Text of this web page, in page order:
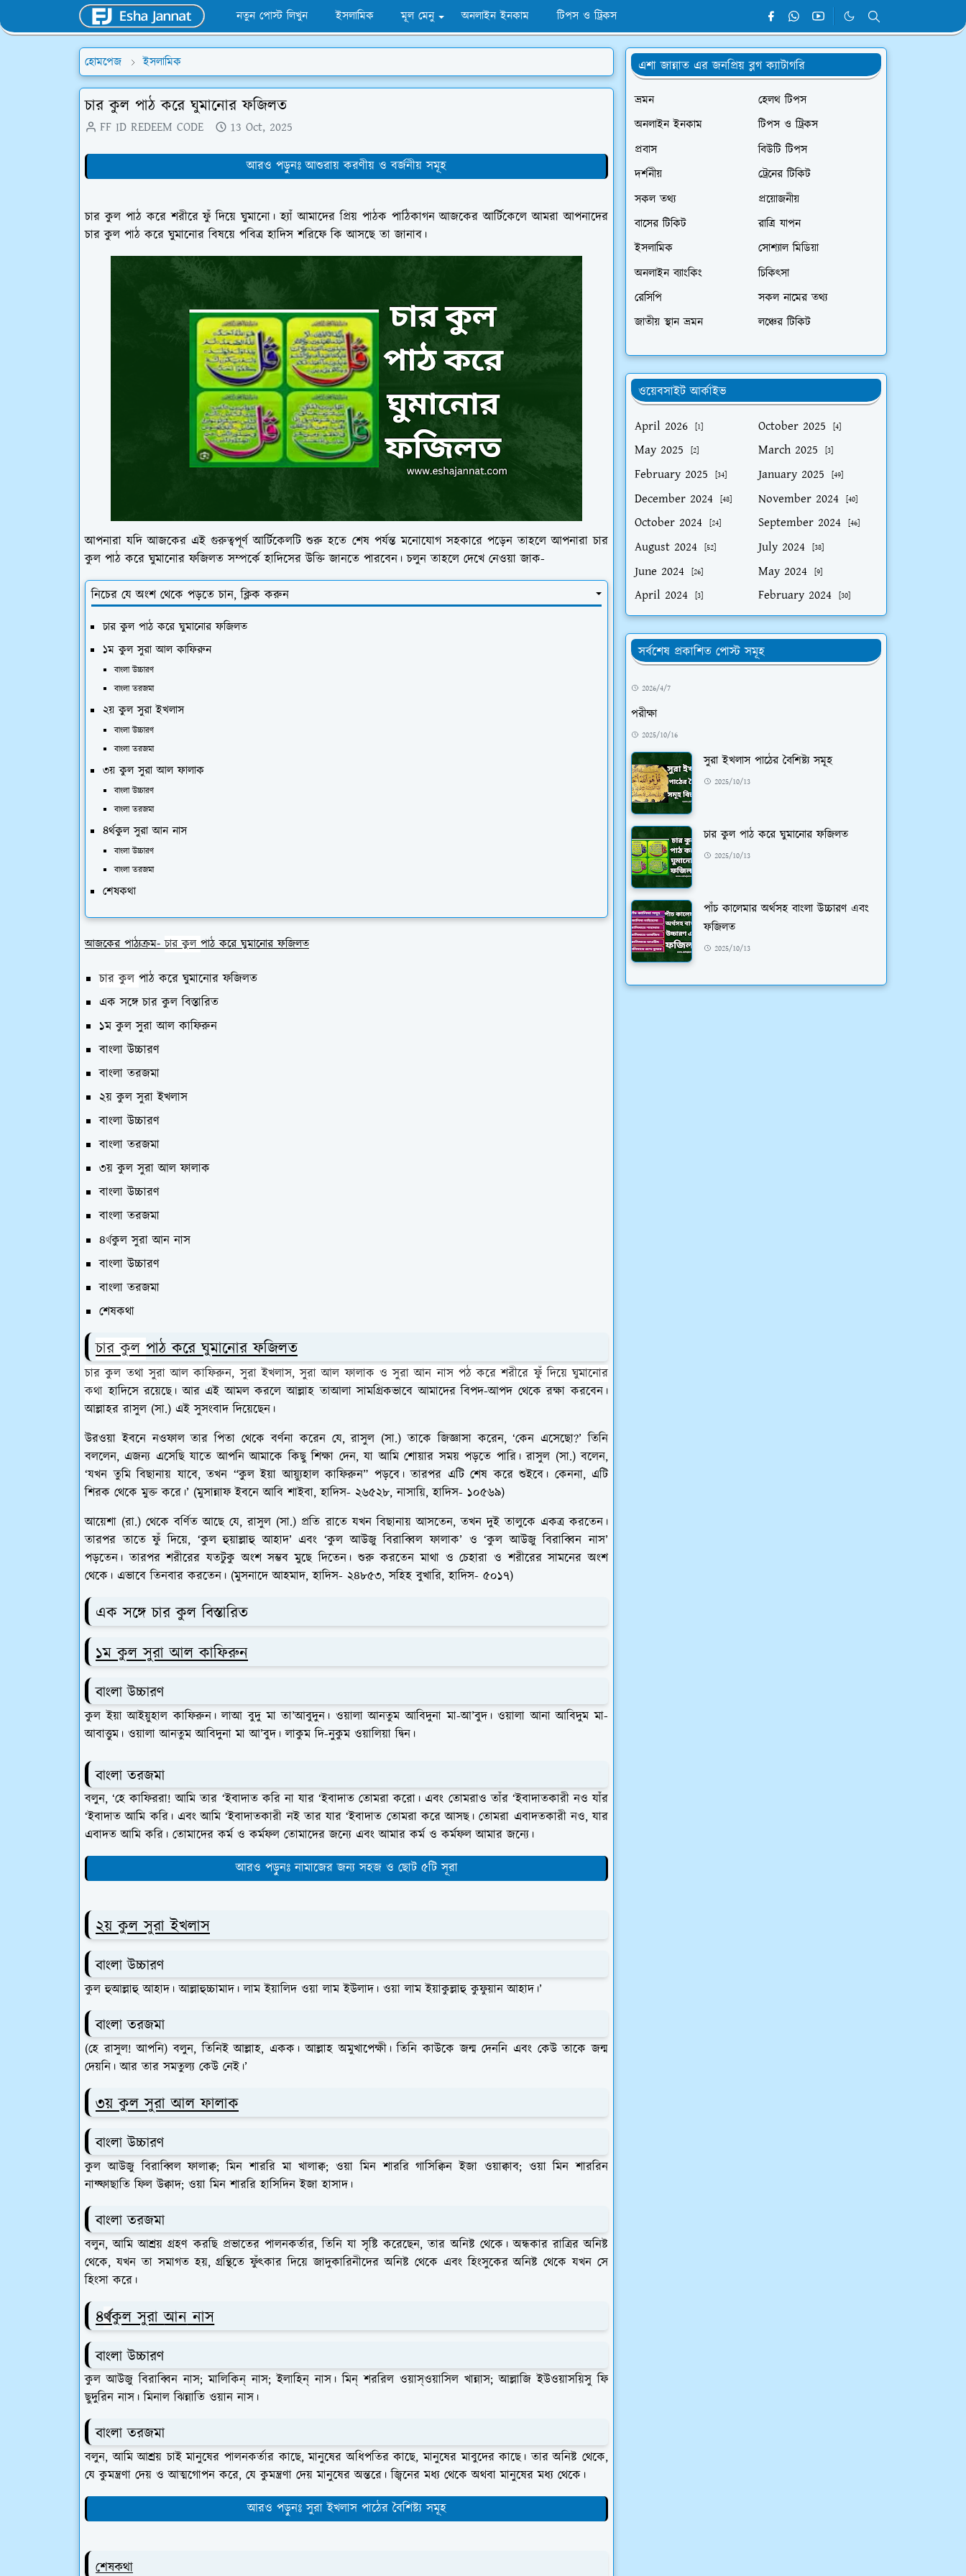
নতুন পোস্ট লিখুন ইসলামিক মূল মেনু অনলাইন ইনকাম টিপস ও ট্রিকস
হোমপেজ ইসলামিক
চার কুল পাঠ করে ঘুমানোর ফজিলত
FF ID REDEEM CODE 13 Oct, 2025
আরও পড়ুনঃ আশুরায় করণীয় ও বর্জনীয় সমূহ
চার কুল পাঠ করে শরীরে ফুঁ দিয়ে ঘুমানো। হ্যাঁ আমাদের প্রিয় পাঠক পাঠিকাগন আজকের আর্টিকেলে আমরা আপনাদের
চার কুল পাঠ করে ঘুমানোর বিষয়ে পবিত্র হাদিস শরিফে কি আসছে তা জানাব।
আপনারা যদি আজকের এই গুরুত্বপূর্ণ আর্টিকেলটি শুরু হতে শেষ পর্যন্ত মনোযোগ সহকারে পড়েন তাহলে আপনারা চার
কুল পাঠ করে ঘুমানোর ফজিলত সম্পর্কে হাদিসের উক্তি জানতে পারবেন। চলুন তাহলে দেখে নেওয়া জাক-
নিচের যে অংশ থেকে পড়তে চান, ক্লিক করুন
চার কুল পাঠ করে ঘুমানোর ফজিলত
১ম কুল সুরা আল কাফিরুন
বাংলা উচ্চারণ
বাংলা তরজমা
২য় কুল সুরা ইখলাস
বাংলা উচ্চারণ
বাংলা তরজমা
৩য় কুল সুরা আল ফালাক
বাংলা উচ্চারণ
বাংলা তরজমা
৪র্থকুল সুরা আন নাস
বাংলা উচ্চারণ
বাংলা তরজমা
শেষকথা
আজকের পাঠ্যক্রম-চার কুলপাঠ করে ঘুমানোর ফজিলত
চার কুল পাঠ করে ঘুমানোর ফজিলত
এক সঙ্গে চার কুল বিস্তারিত
১ম কুল সুরা আল কাফিরুন
বাংলা উচ্চারণ
বাংলা তরজমা
২য় কুল সুরা ইখলাস
বাংলা উচ্চারণ
বাংলা তরজমা
৩য় কুল সুরা আল ফালাক
বাংলা উচ্চারণ
বাংলা তরজমা
৪র্থকুল সুরাআন নাস
বাংলা উচ্চারণ
বাংলা তরজমা
শেষকথা
চার কুল পাঠ করে ঘুমানোর ফজিলত
চার কুলতথা সুরা আল কাফিরুন, সুরা ইখলাস, সুরা আল ফালাক ও সুরা আন নাস পঠ করে শরীরে ফুঁ দিয়ে ঘুমানোর
কথা হাদিসে রয়েছে। আর এই আমল করলে আল্লাহ তাআলা সামগ্রিকভাবে আমাদের বিপদ-আপদ থেকে রক্ষা করবেন।
আল্লাহর রাসুল (সা.) এই সুসংবাদ দিয়েছেন।
উরওয়া ইবনে নওফাল তার পিতা থেকে বর্ণনা করেন যে, রাসুল (সা.) তাকে জিজ্ঞাসা করেন, ‘কেন এসেছো?’ তিনি
বললেন, এজন্য এসেছি যাতে আপনি আমাকে কিছু শিক্ষা দেন, যা আমি শোয়ার সময় পড়তে পারি। রাসুল (সা.) বলেন,
‘যখন তুমি বিছানায় যাবে, তখন “কুল ইয়া আয়্যুহাল কাফিরুন” পড়বে। তারপর এটি শেষ করে শুইবে। কেননা, এটি
শিরক থেকে মুক্ত করে।’ (মুসান্নাফ ইবনে আবি শাইবা, হাদিস- ২৬৫২৮, নাসায়ি, হাদিস- ১০৫৬৯)
আয়েশা (রা.) থেকে বর্ণিত আছে যে, রাসুল (সা.) প্রতি রাতে যখন বিছানায় আসতেন, তখন দুই তালুকে একত্র করতেন।
তারপর তাতে ফুঁ দিয়ে, ‘কুল হুয়াল্লাহু আহাদ’ এবং ‘কুল আউজু বিরাব্বিল ফালাক’ ও ‘কুল আউজু বিরাব্বিন নাস’
পড়তেন। তারপর শরীরের যতটুকু অংশ সম্ভব মুছে দিতেন। শুরু করতেন মাথা ও চেহারা ও শরীরের সামনের অংশ
থেকে। এভাবে তিনবার করতেন। (মুসনাদে আহমাদ, হাদিস- ২৪৮৫৩, সহিহ বুখারি, হাদিস- ৫০১৭)
এক সঙ্গে চার কুল বিস্তারিত
১ম কুল সুরা আল কাফিরুন
বাংলা উচ্চারণ
কুল ইয়া আইয়ুহাল কাফিরুন। লাআ বুদু মা তা’আবুদুন। ওয়ালা আনতুম আবিদুনা মা-আ’বুদ। ওয়ালা আনা আবিদুম মা-
আবাত্তুম। ওয়ালা আনতুম আবিদুনা মা আ’বুদ। লাকুম দি-নুকুম ওয়ালিয়া দ্বিন।
বাংলা তরজমা
বলুন, ‘হে কাফিররা! আমি তার ‘ইবাদাত করি না যার ‘ইবাদাত তোমরা করো। এবং তোমরাও তাঁর ‘ইবাদাতকারী নও যাঁর
‘ইবাদাত আমি করি। এবং আমি ‘ইবাদাতকারী নই তার যার ‘ইবাদাত তোমরা করে আসছ। তোমরা এবাদতকারী নও, যার
এবাদত আমি করি। তোমাদের কর্ম ও কর্মফল তোমাদের জন্যে এবং আমার কর্ম ও কর্মফল আমার জন্যে।
আরও পড়ুনঃ নামাজের জন্য সহজ ও ছোট ৫টি সূরা
২য় কুল সুরা ইখলাস
বাংলা উচ্চারণ
কুল হুআল্লাহু আহাদ। আল্লাহুচ্চামাদ। লাম ইয়ালিদ ওয়া লাম ইউলাদ। ওয়া লাম ইয়াকুল্লাহু কুফুয়ান আহাদ।’
বাংলা তরজমা
(হে রাসুল! আপনি) বলুন, তিনিই আল্লাহ, একক। আল্লাহ অমুখাপেক্ষী। তিনি কাউকে জন্ম দেননি এবং কেউ তাকে জন্ম
দেয়নি। আর তার সমতুল্য কেউ নেই।’
৩য় কুল সুরা আল ফালাক
বাংলা উচ্চারণ
কুল আউজু বিরাব্বিল ফালাক্ব; মিন শাররি মা খালাক্ব; ওয়া মিন শাররি গাসিক্বিন ইজা ওয়াক্বাব; ওয়া মিন শাররিন
নাফ্ফাছাতি ফিল উক্বাদ; ওয়া মিন শাররি হাসিদিন ইজা হাসাদ।
বাংলা তরজমা
বলুন, আমি আশ্রয় গ্রহণ করছি প্রভাতের পালনকর্তার, তিনি যা সৃষ্টি করেছেন, তার অনিষ্ট থেকে। অন্ধকার রাত্রির অনিষ্ট
থেকে, যখন তা সমাগত হয়, গ্রন্থিতে ফুঁৎকার দিয়ে জাদুকারিনীদের অনিষ্ট থেকে এবং হিংসুকের অনিষ্ট থেকে যখন সে
হিংসা করে।
৪র্থকুল সুরাআন নাস
বাংলা উচ্চারণ
কুল আউজু বিরাব্বিন নাস; মালিকিন্ নাস; ইলাহিন্ নাস। মিন্ শররিল ওয়াস্ওয়াসিল খান্নাস; আল্লাজি ইউওয়াসয়িসু ফি
ছুদুরিন নাস। মিনাল ঝিন্নাতি ওয়ান নাস।
বাংলা তরজমা
বলুন, আমি আশ্রয় চাই মানুষের পালনকর্তার কাছে, মানুষের অধিপতির কাছে, মানুষের মাবুদের কাছে। তার অনিষ্ট থেকে,
যে কুমন্ত্রণা দেয় ও আত্মগোপন করে, যে কুমন্ত্রণা দেয় মানুষের অন্তরে। জ্বিনের মধ্য থেকে অথবা মানুষের মধ্য থেকে।
আরও পড়ুনঃ সুরা ইখলাস পাঠের বৈশিষ্ট্য সমূহ
শেষকথা
এশা জান্নাত এর জনপ্রিয় ব্লগ ক্যাটাগরি
ভ্রমন
হেলথ টিপস
অনলাইন ইনকাম
টিপস ও ট্রিকস
প্রবাস
বিউটি টিপস
দর্শনীয়
ট্রেনের টিকিট
সকল তথ্য
প্রয়োজনীয়
বাসের টিকিট
রাত্রি যাপন
ইসলামিক
সোশ্যাল মিডিয়া
অনলাইন ব্যাংকিং
চিকিৎসা
রেসিপি
সকল নামের তথ্য
জাতীয় স্থান ভ্রমন
লঞ্চের টিকিট
ওয়েবসাইট আর্কাইভ
April 2026
[1] October 2025 [4]
May 2025 [2] March 2025 [3]
February 2025 [34] January 2025 [49]
December 2024 [48] November 2024 [40]
October 2024 [24] September 2024 [46]
August 2024 [52] July 2024 [38]
June 2024 [26] May 2024 [9]
April 2024 [3] February 2024 [30]
সর্বশেষ প্রকাশিত পোস্ট সমূহ
2026/4/7
পরীক্ষা
2025/10/16
সুরা ইখলাস পাঠের বৈশিষ্ট্য সমূহ
2025/10/13
চার কুল পাঠ করে ঘুমানোর ফজিলত
2025/10/13
পাঁচ কালেমার অর্থসহ বাংলা উচ্চারণ এবং
ফজিলত
2025/10/13